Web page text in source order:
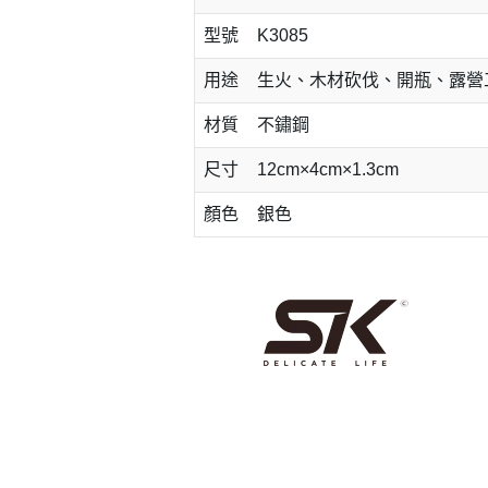
型號 K3085
用途 生火、木材砍伐、開瓶、露營
材質 不鏽鋼
尺寸 12cm×4cm×1.3cm
顏色 銀色